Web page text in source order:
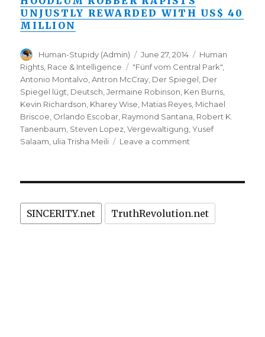
UNJUSTLY REWARDED WITH US$ 40
MILLION
Author
Human-Stupidy (Admin)
Posted
on
June 27, 2014 Categories
Human
Rights Race & Intelligence Tags
"Fünf vom Central Park"
Antonio Montalvo ,Antron McCray Der Spiegel Der
Spiegel lügt Deutsch ,Jermaine Robinson Ken Burns
Kevin Richardson Kharey Wise Matias Reyes Michael
Briscoe Orlando Escobar Raymond Santana Robert K.
Tanenbaum Steven Lopez ,Vergewaltigung ,Yusef
Salaam ulia Trisha Meili Leave a comment
Verurteilte
Verbrecher
SINCERITY.net TruthRevolution.net